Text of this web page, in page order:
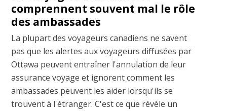
comprennent souvent mal le rôle
des ambassades
La plupart des voyageurs canadiens ne savent
pas que les alertes aux voyageurs diffusées par
Ottawa peuvent entraîner l'annulation de leur
assurance voyage et ignorent comment les
ambassades peuvent les aider lorsqu'ils se
trouvent à l'étranger. C'est ce que révèle un